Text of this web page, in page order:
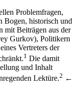
Problemfragen,
Bogen, historisch und
mit Beiträgen aus der
Gurkov), Politikern
Vertreters der
1 Die damit
und Inhalt
Lektüre.2 ←